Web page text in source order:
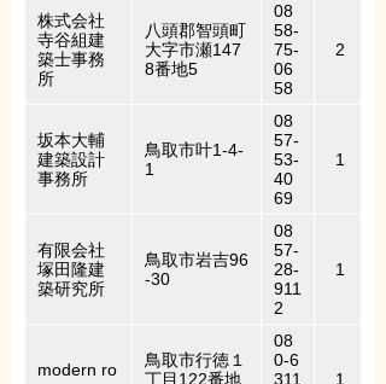
株式会社
寺谷組建
築士事務
所
八頭郡智頭町
大字市瀬147
8番地5
08
58-
75-
06
58
2
坂本大輔
建築設計
事務所
鳥取市叶1-4-
1
08
57-
53-
40
69
1
有限会社
塚田隆建
築研究所
鳥取市岩吉96
-30
08
57-
28-
911
2
1
modern ro
鳥取市行徳１
丁目122番地
08
0-6
311
1